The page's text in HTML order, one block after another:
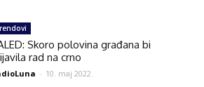
Skoro polovina građana bi
rad na crno
- 10. maj 2022.